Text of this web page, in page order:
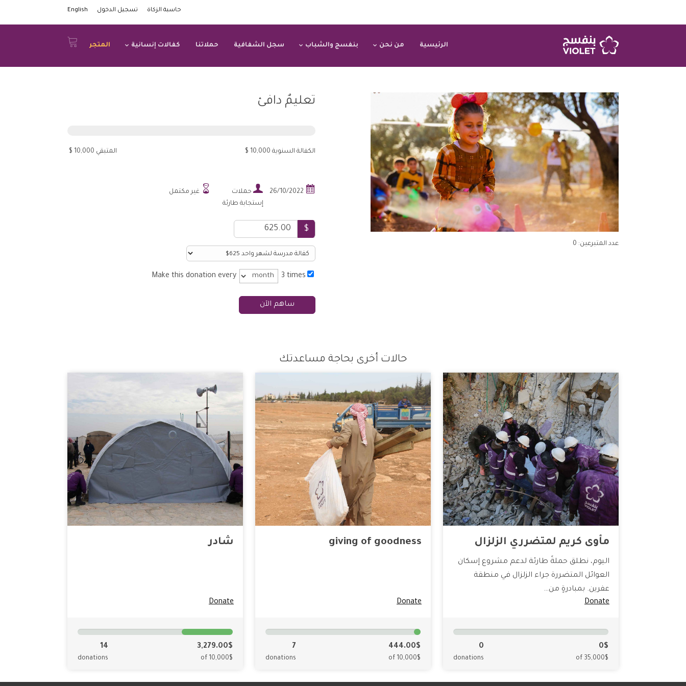
حاسبة الزكاة تسجيل الدخول English
الرئيسية من نحن بنفسج والشباب سجل الشفافية حملاتنا كفالات إنسانية المتجر
عدد المتبرعين: 0
تعليمٌ دافئ
الكفالة السنوية 10,000 $ المتبقي 10,000 $

26/10/2022
 حملات
إستجابة طارئة
 غير مكتمل
$
Make this donation every 3 times
ساهم الآن
حالات أخرى بحاجة مساعدتك
مأوى كريم لمتضرري الزلزال
اليوم، نطلق حملةً طارئة لدعم مشروع إسكان
العوائل المتضررة جراء الزلزال في منطقة
عفرين. بمبادرةٍ من…
Donate
0$
of 35,000$
0
donations
giving of goodness
Donate
444.00$
of 10,000$
7
donations
شادر
Donate
3,279.00$
of 10,000$
14
donations